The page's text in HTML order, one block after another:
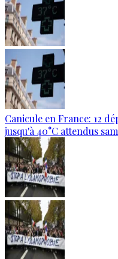
Canicule en France: 12
jusqu'à 40°C attendus